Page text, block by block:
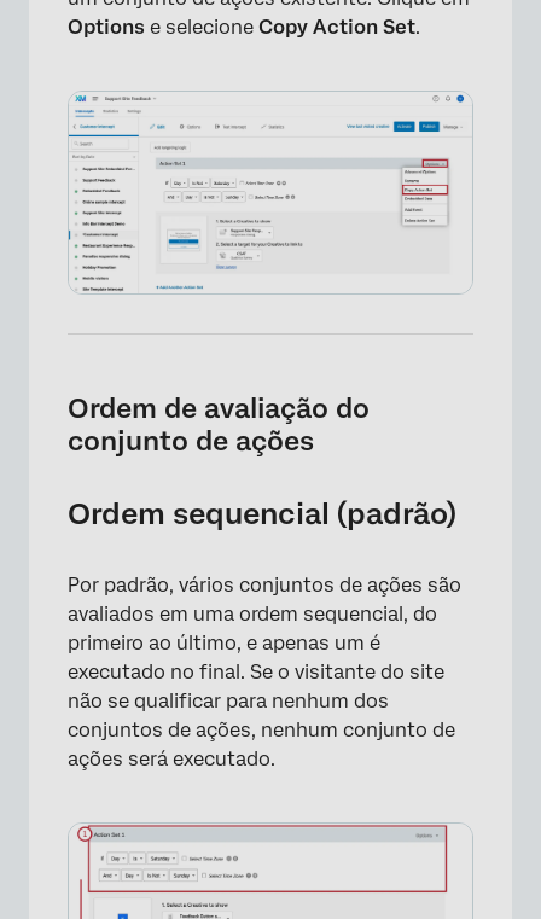
×
Options e selecione Copy Action Set.
×
Ordem de avaliação do
conjunto de ações
Ordem sequencial (padrão)
Por padrão, vários conjuntos de ações são
avaliados em uma ordem sequencial, do
primeiro ao último, e apenas um é
executado no final. Se o visitante do site
não se qualificar para nenhum dos
conjuntos de ações, nenhum conjunto de
ações será executado.